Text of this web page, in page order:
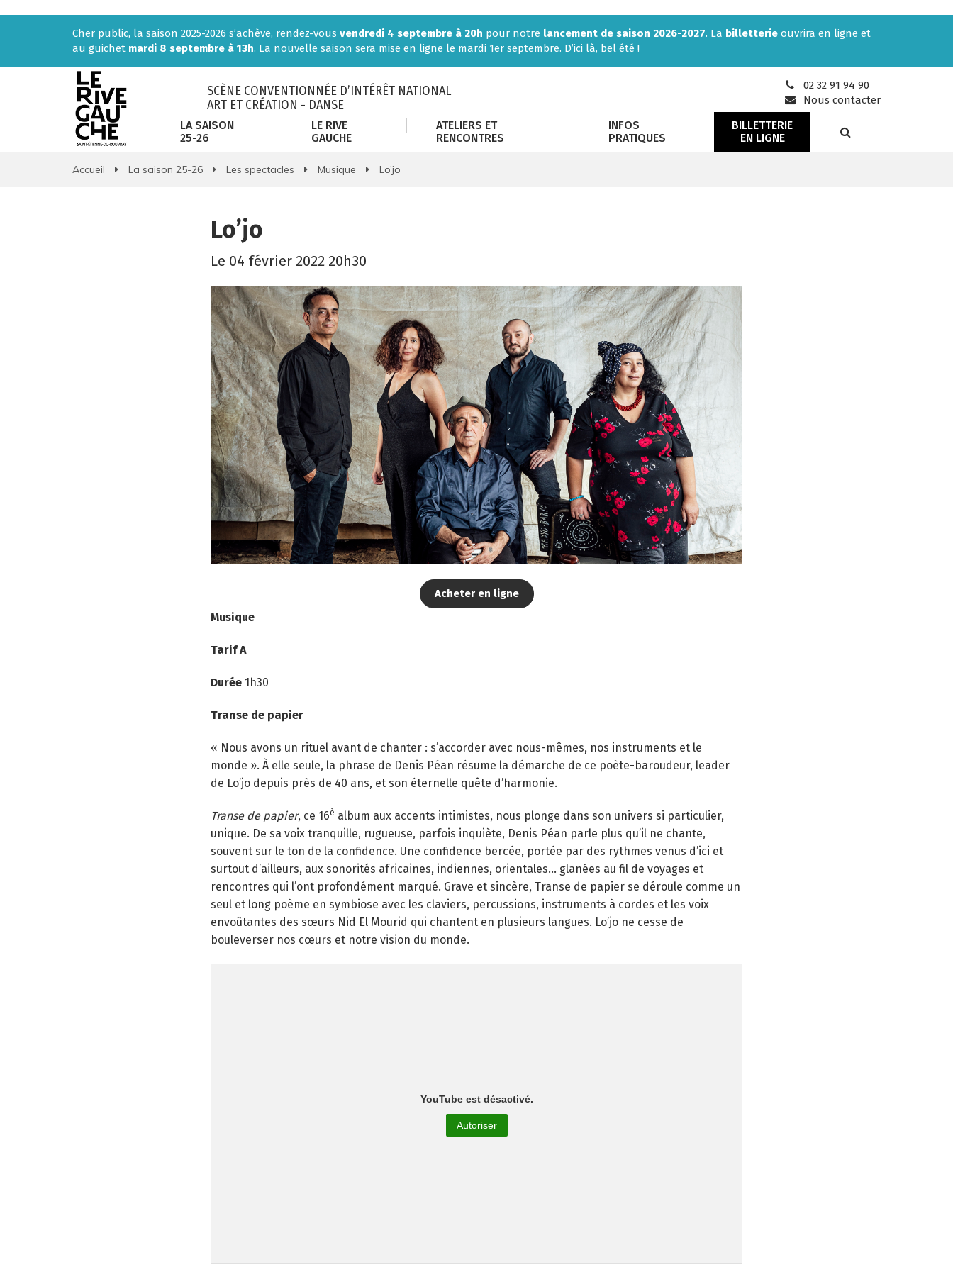
Cher public, la saison 2025-2026 s’achève, rendez-vous vendredi 4 septembre à 20h pour notre lancement de saison 2026-2027. La billetterie ouvrira en ligne et
au guichet mardi 8 septembre à 13h. La nouvelle saison sera mise en ligne le mardi 1er septembre. D’ici là, bel été !
SCÈNE CONVENTIONNÉE D’INTÉRÊT NATIONAL
ART ET CRÉATION - DANSE
02 32 91 94 90
Nous contacter
LA SAISON
25-26
LE RIVE
GAUCHE
ATELIERS ET
RENCONTRES
INFOS
PRATIQUES
BILLETTERIE
EN LIGNE
RECHERCHE
Accueil La saison 25-26 Les spectacles Musique Lo’jo
Lo’jo
Le 04 février 2022 20h30
Acheter en ligne
Musique
Tarif A
Durée 1h30
Transe de papier
« Nous avons un rituel avant de chanter : s’accorder avec nous-mêmes, nos instruments et le
monde ». À elle seule, la phrase de Denis Péan résume la démarche de ce poète-baroudeur, leader
de Lo’jo depuis près de 40 ans, et son éternelle quête d’harmonie.
Transe de papier, ce 16è album aux accents intimistes, nous plonge dans son univers si particulier,
unique. De sa voix tranquille, rugueuse, parfois inquiète, Denis Péan parle plus qu’il ne chante,
souvent sur le ton de la confidence. Une confidence bercée, portée par des rythmes venus d’ici et
surtout d’ailleurs, aux sonorités africaines, indiennes, orientales… glanées au fil de voyages et
rencontres qui l’ont profondément marqué. Grave et sincère, Transe de papier se déroule comme un
seul et long poème en symbiose avec les claviers, percussions, instruments à cordes et les voix
envoûtantes des sœurs Nid El Mourid qui chantent en plusieurs langues. Lo’jo ne cesse de
bouleverser nos cœurs et notre vision du monde.
YouTube est désactivé.
Autoriser